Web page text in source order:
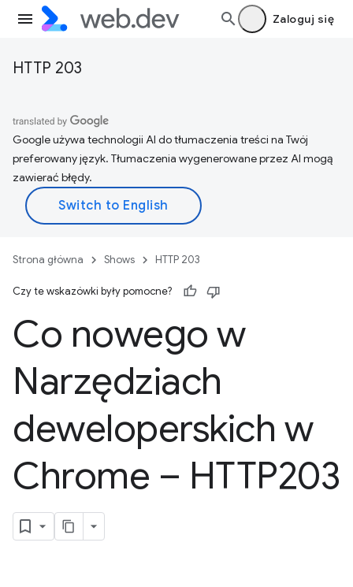
Zaloguj się
HTTP 203
Google używa technologii AI do tłumaczenia treści na Twój
preferowany język. Tłumaczenia wygenerowane przez AI mogą
zawierać błędy.
Strona główna Shows HTTP 203
Czy te wskazówki były pomocne?
Co nowego w
Narzędziach
deweloperskich w
Chrome – HTTP203